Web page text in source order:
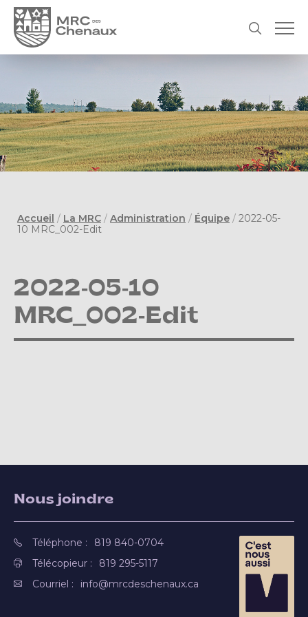
Accueil / La MRC / Administration / Équipe / 2022-05-
10 MRC_002-Edit
2022-05-10
MRC_002-Edit
Nous joindre
Téléphone :
819 840-0704
Télécopieur :
819 295-5117
Courriel :
info@mrcdeschenaux.ca